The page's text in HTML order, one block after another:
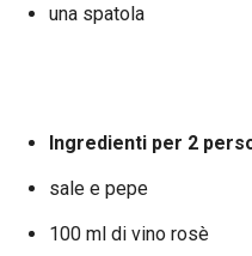
una spatola
Ingredienti per 2
sale e pepe
100 ml di vino rosè